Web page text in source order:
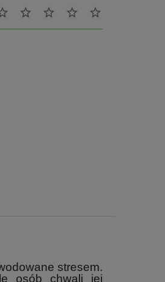
stresem.
osób chwali jej